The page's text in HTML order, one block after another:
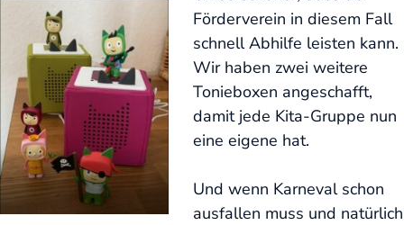
Förderverein in diesem Fall
schnell Abhilfe leisten kann.
Wir haben zwei weitere
Tonieboxen angeschafft,
damit jede Kita-Gruppe nun
eine eigene hat.
Und wenn Karneval schon
ausfallen muss und natürlich